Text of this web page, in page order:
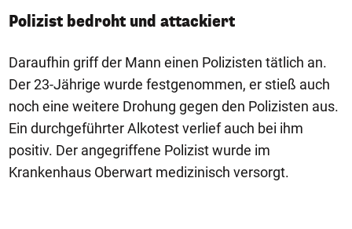
Polizist bedroht und attackiert
Daraufhin griff der Mann einen Polizisten tätlich an.
Der 23-Jährige wurde festgenommen, er stieß auch
noch eine weitere Drohung gegen den Polizisten aus.
Ein durchgeführter Alkotest verlief auch bei ihm
positiv. Der angegriffene Polizist wurde im
Krankenhaus Oberwart medizinisch versorgt.